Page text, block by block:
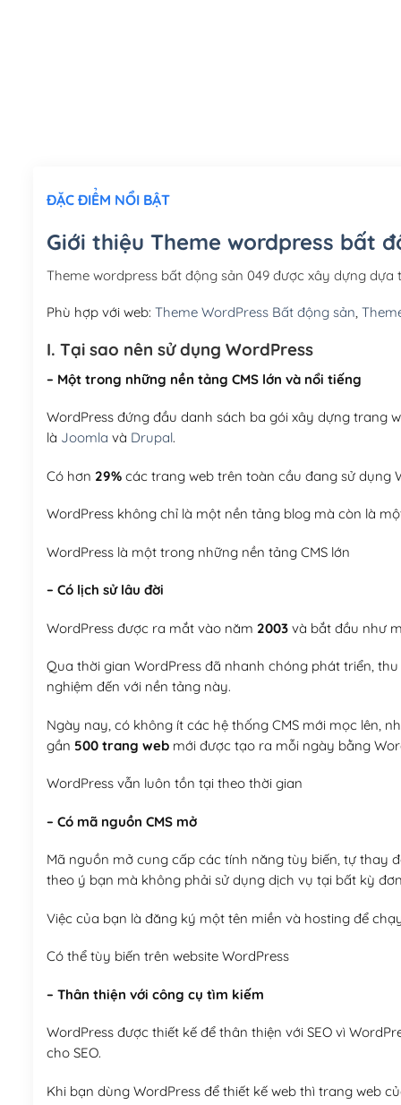
ĐẶC ĐIỂM NỔI BẬT
Giới thiệu Theme wordpress bất
Theme wordpress bất động sản 049 được xây dựng dựa
Phù hợp với web: Theme WordPress Bất động sản
I. Tại sao nên sử dụng WordPress
– Một trong những nền tảng CMS lớn và nổi tiếng
WordPress đứng đầu danh sách ba gói xây dựng trang
là Joomla và Drupal.
Có hơn 29%các trang web trên toàn cầu đang sử dụng
WordPress không chỉ là một nền tảng blog mà còn là
WordPress là một trong những nền tảng CMS lớn
– Có lịch sử lâu đời
WordPress được ra mắt vào năm 2003và bắt đầu như
Qua thời gian WordPress đã nhanh chóng phát triển,
nghiệm đến với nền tảng này.
Ngày nay, có không ít các hệ thống CMS mới mọc lên,
gần 500 trang webmới được tạo ra mỗi ngày bằng
WordPress vẫn luôn tồn tại theo thời gian
– Có mã nguồn CMS mở
Mã nguồn mở cung cấp các tính năng tùy biến, tự thay
theo ý bạn mà không phải sử dụng dịch vụ tại bất kỳ
Việc của bạn là đăng ký một tên miền và hosting để
Có thể tùy biến trên website WordPress
– Thân thiện với công cụ tìm kiếm
WordPress được thiết kế để thân thiện với SEO vì
cho SEO.
Khi bạn dùng WordPress để thiết kế web thì trang web